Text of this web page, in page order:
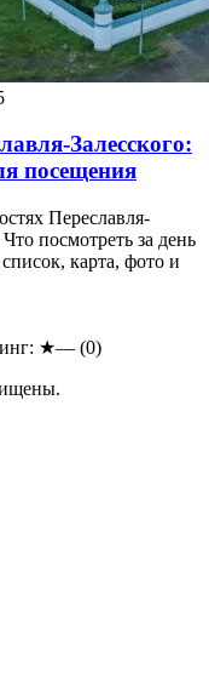
Залесского:
посещения
Переславля-
посмотреть за день
карта, фото и
★— (0)